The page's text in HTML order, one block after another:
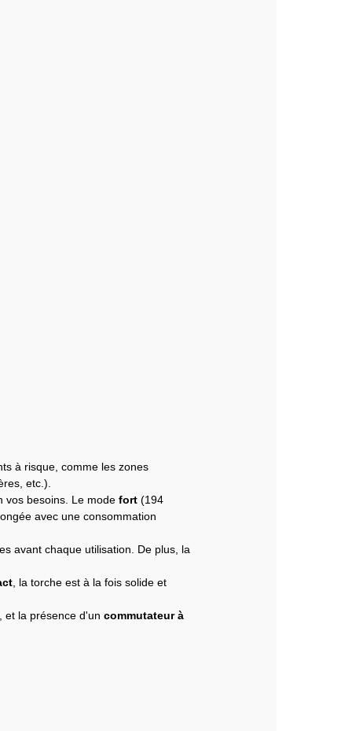
à risque, comme les zones
etc.).
vos besoins. Le mode fort (194
avec une consommation
avant chaque utilisation. De plus, la
, la torche est à la fois solide et
et la présence d'un commutateur à